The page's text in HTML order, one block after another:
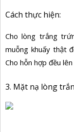
Cách thực hiện:
Cho lòng trắng
muỗng khuấy thật
Cho hỗn hợp đều
3. Mặt nạ lòng